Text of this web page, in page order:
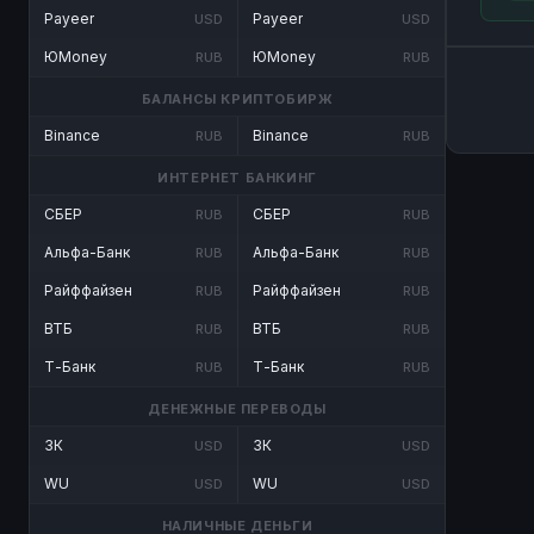
Payeer USD
ЮMoney RUB
Payeer USD
ЮMoney RUB
БАЛАНСЫ КРИПТОБИРЖ
Binance RUB Binance RUB
ИНТЕРНЕТ БАНКИНГ
СБЕР RUB
Альфа-Банк RUB
Райффайзен RUB
ВТБ RUB
Т-Банк RUB
СБЕР RUB
Альфа-Банк RUB
Райффайзен RUB
ВТБ RUB
Т-Банк RUB
ДЕНЕЖНЫЕ ПЕРЕВОДЫ
ЗК USD
WU USD
ЗК USD
WU USD
НАЛИЧНЫЕ ДЕНЬГИ